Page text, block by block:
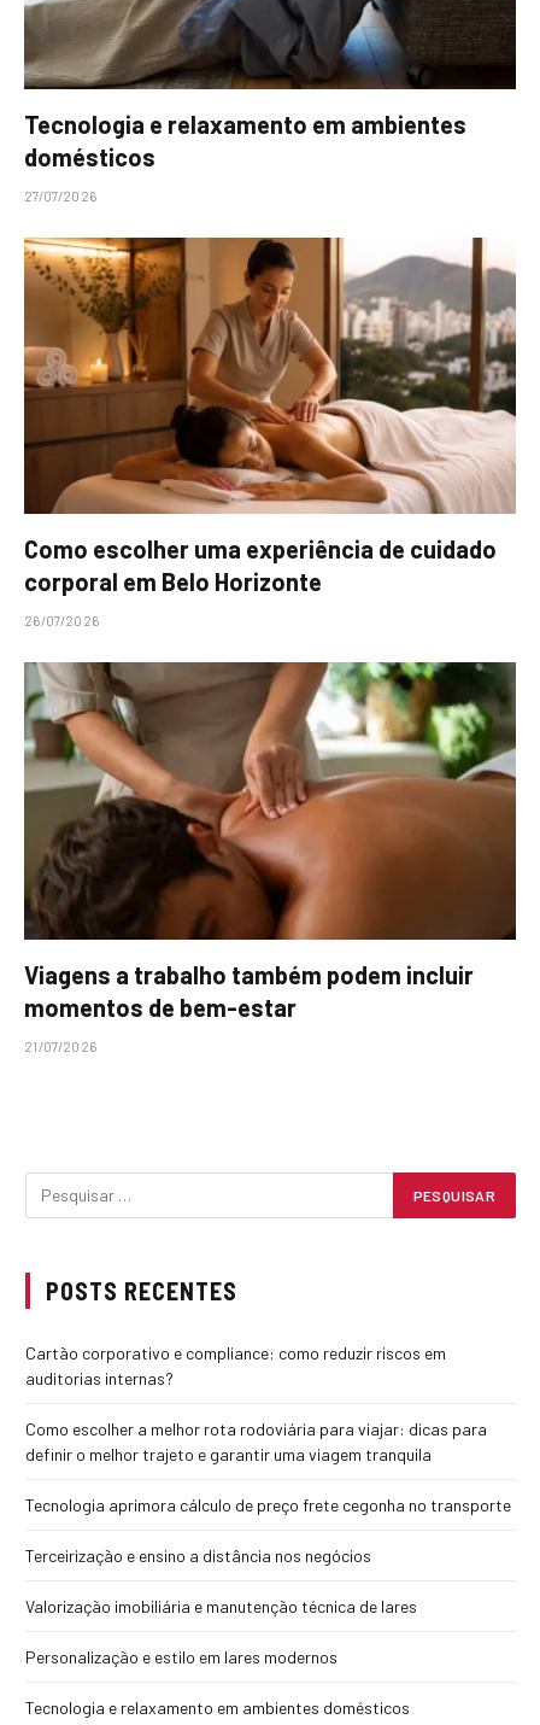
Tecnologia e relaxamento em ambientes
domésticos
27/07/2026
Como escolher uma experiência de cuidado
corporal em Belo Horizonte
26/07/2026
Viagens a trabalho também podem incluir
momentos de bem-estar
21/07/2026
POSTS RECENTES
Cartão corporativo e compliance: como reduzir riscos em
auditorias internas?
Como escolher a melhor rota rodoviária para viajar: dicas para
definir o melhor trajeto e garantir uma viagem tranquila
Tecnologia aprimora cálculo de preço frete cegonha no transporte
Terceirização e ensino a distância nos negócios
Valorização imobiliária e manutenção técnica de lares
Personalização e estilo em lares modernos
Tecnologia e relaxamento em ambientes domésticos